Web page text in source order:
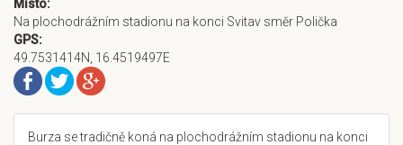
Místo:
Na plochodrážním stadionu na konci Svitav směr Polička
GPS:
49.7531414N, 16.4519497E
Burza se tradičně koná na plochodrážním stadionu na konci